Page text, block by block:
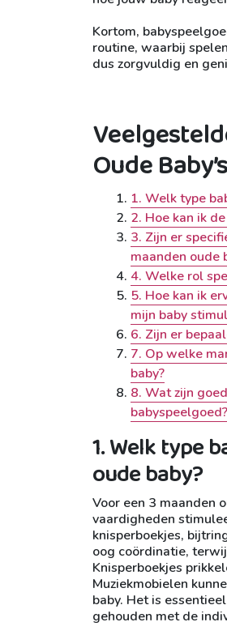
Kortom,
routine, waarbij
dus zorgvuldig en
Oude Baby’s
1. Welk type
2. Hoe kan ik
3. Zijn er
maanden oude
4. Welke rol
5. Hoe kan ik
mijn baby
6. Zijn er
7. Op welke
baby?
8. Wat zijn
babyspeelgoed?
1. Welk type
oude baby?
Voor een 3 maanden
vaardigheden
knisperboekjes,
oog coördinatie,
Knisperboekjes
Muziekmobielen
baby. Het is
gehouden met de